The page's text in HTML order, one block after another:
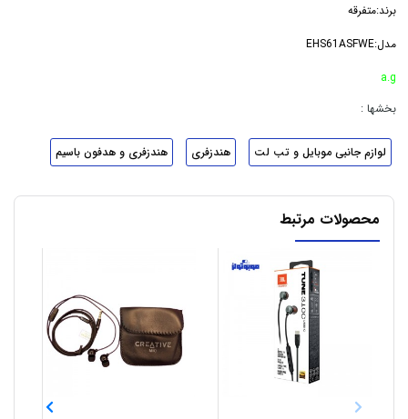
برند:متفرقه
مدل:EHS61ASFWE
a.g
بخشها :
لوازم جانبی موبایل و تب لت هندزفری هندزفری و هدفون باسیم
محصولات مرتبط